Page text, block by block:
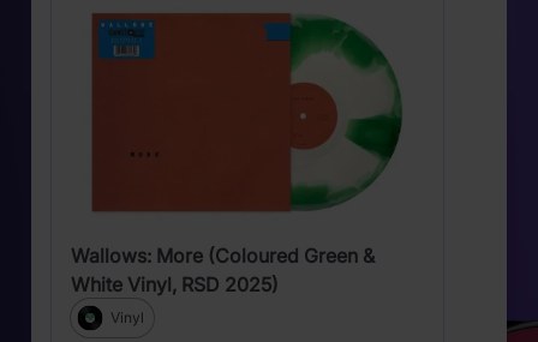
Wallows: More (Coloured Green &
White Vinyl, RSD 2025)
Vinyl